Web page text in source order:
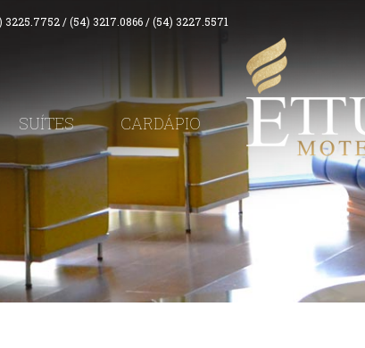
3225.7752/(54) 3217.0866/(54) 3227.5571
SUÍTES CARDÁPIO